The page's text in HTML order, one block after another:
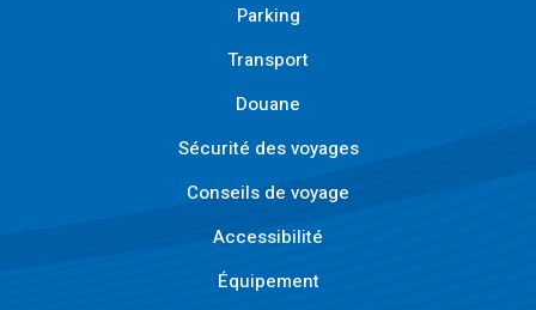
Parking
Transport
Douane
Sécurité des voyages
Conseils de voyage
Accessibilité
Équipement